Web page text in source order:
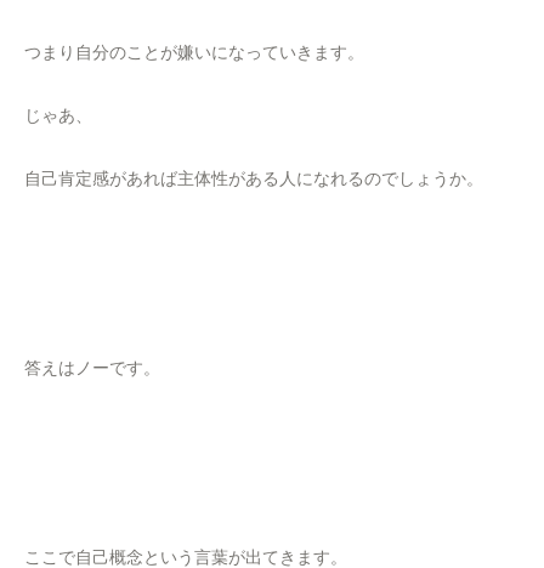
つまり自分のことが嫌いになっていきます。
じゃあ、
自己肯定感があれば主体性がある人になれるのでしょうか。
答えはノーです。
ここで自己概念という言葉が出てきます。